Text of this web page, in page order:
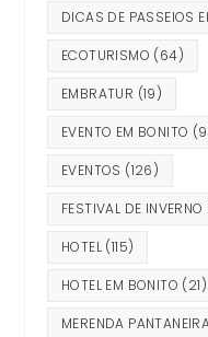
DICAS DE PASSEIOS
ECOTURISMO (64)
EMBRATUR (19)
EVENTO EM BONITO
EVENTOS (126)
FESTIVAL DE
HOTEL (115)
HOTEL EM BONITO (21)
MERENDA